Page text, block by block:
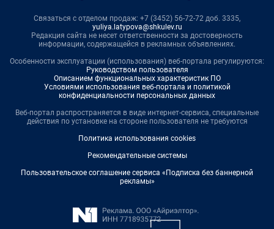
Связаться с отделом продаж: +7 (3452) 56-72-72 доб. 3335,
yuliya.latypova@shkulev.ru
Редакция сайта не несет ответственности за достоверность
информации, содержащейся в рекламных объявлениях.
Особенности эксплуатации (использования) веб-портала регулируются:
Руководством пользователя
Описанием функциональных характеристик ПО
Условиями использования веб-портала и политикой
конфиденциальности персональных данных
Веб-портал распространяется в виде интернет-сервиса, специальные
действия по установке на стороне пользователя не требуются
Политика использования cookies
Рекомендательные системы
Пользовательское соглашение сервиса «Подписка без баннерной
рекламы»